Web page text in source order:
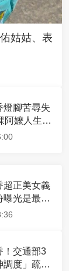
姑姑、表
燈腳苦尋失
嬤人生謝
超正美女義
曝光是最美
婚
！交通部3
調度」疏運